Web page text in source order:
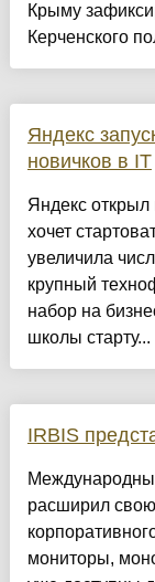
Крыму
Керченского
Яндекс
новичков в IT
Яндекс открыл
хочет
увеличила
крупный
набор на
школы старту...
IRBIS
расширил свою
мониторы,